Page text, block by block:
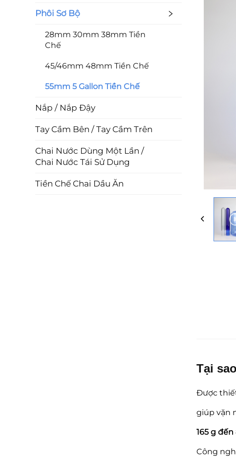
Phôi Sơ Bộ
28mm 30mm 38mm Tiền
Chế
45/46mm 48mm Tiền Chế
55mm 5 Gallon Tiền Chế
Nắp / Nắp Đậy
Tay Cầm Bên / Tay Cầm Trên
Chai Nước Dùng Một Lần /
Chai Nước Tái Sử Dụng
Tiền Chế Chai Dầu Ăn
Tại
Được
giúp vặn
165 g
Công